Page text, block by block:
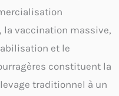
la vaccination massive,
et le
constituent la
traditionnel à un